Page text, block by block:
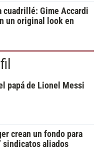
cuadrillé: Gime Accardi
un original look en
papá de Lionel Messi
crean un fondo para
sindicatos aliados